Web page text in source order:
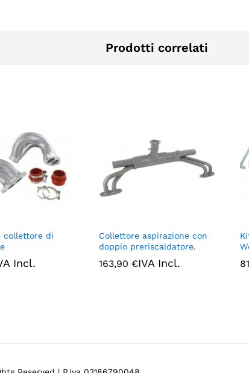
Prodotti correlati
collettore di
Incl.
Collettore aspirazione con
doppio preriscaldatore.
163,90 €IVA Incl.